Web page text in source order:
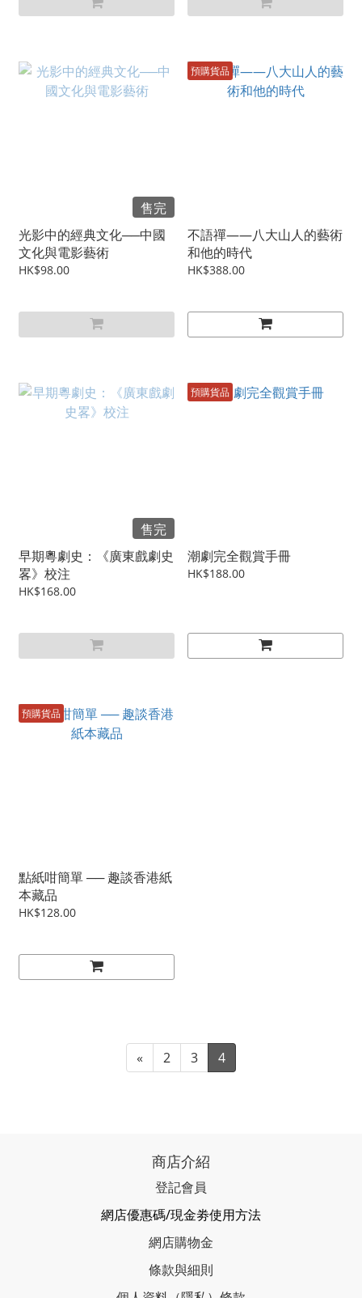
售完
光影中的經典文化──中國
文化與電影藝術
HK$98.00
預購貨品
不語禪——八大山人的藝術
和他的時代
HK$388.00
售完
早期粵劇史：《廣東戲劇史
畧》校注
HK$168.00
預購貨品
潮劇完全觀賞手冊
HK$188.00
預購貨品
點紙咁簡單 ── 趣談香港紙
本藏品
HK$128.00
« 2 3 4
商店介紹
登記會員
網店優惠碼/現金劵使用方法
網店購物金
條款與細則